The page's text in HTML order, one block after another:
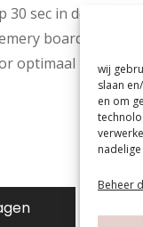
wij
slaan
en om
Beheer
30 sec in de twin
board vijl. -
optimaal resultaat.